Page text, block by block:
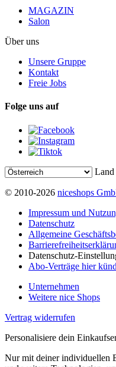
MAGAZIN
Salon
Über uns
Unsere Gruppe
Kontakt
Freie Jobs
Folge uns auf
Land
© 2010-2026 niceshops
Impressum und
Datenschutz
Allgemeine
Datenschutz-
Abo-Verträge hier
Unternehmen
Weitere nice Shops
Vertrag widerrufen
Personalisiere dein
Nur mit deiner individuellen